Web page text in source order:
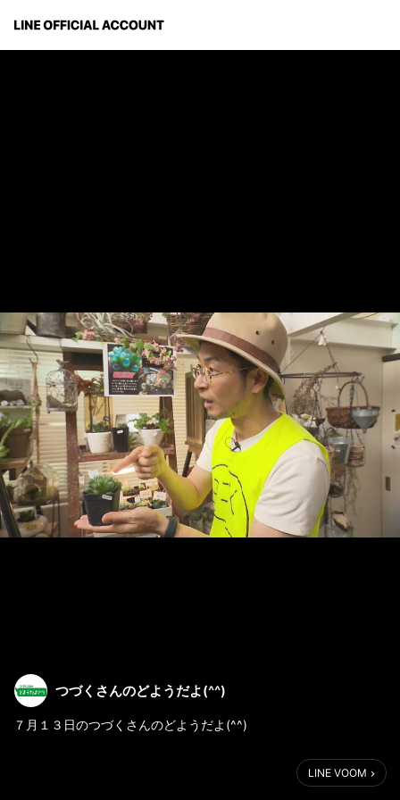
つづくさんのどようだよ(^^)
７月１３日のつづくさんのどようだよ(^^)
今週は、おいしいお肉のお食事券と映画チケットをプレゼント
LINE VOOM